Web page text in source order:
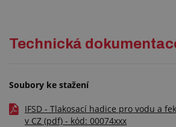
Technická
Soubory ke stažení
IFSD - Tlakosací hadice pro vodu a
v CZ (pdf) - kód: 00074xxx